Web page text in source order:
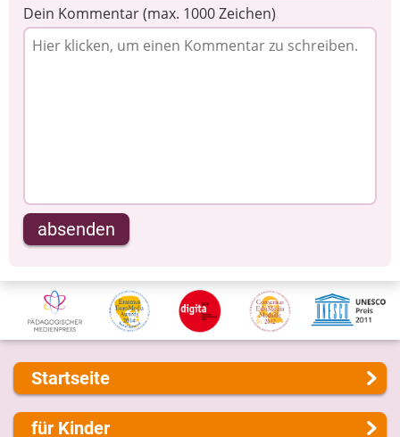
Dein Kommentar (max. 1000 Zeichen)
absenden
Startseite
Über uns
für Kinder